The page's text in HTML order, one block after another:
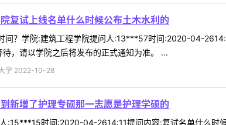
复试上线名单什么时候公布土木水利的
间？学院:建筑工程学院提问人:13***57时间:2020-04-
，请以学院之后将发布的正式通知为准。 ...
学 2022-10-28
新增了护理专硕那一志愿是护理学硕的
:15***15时间:2020-04-2614:11提问内容:复试名单什么时